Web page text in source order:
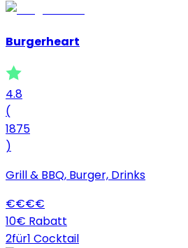
Burgerheart
4.8
(
1875
)
Grill & BBQ, Burger, Drinks
€€€€
10€ Rabatt
2für1 Cocktail